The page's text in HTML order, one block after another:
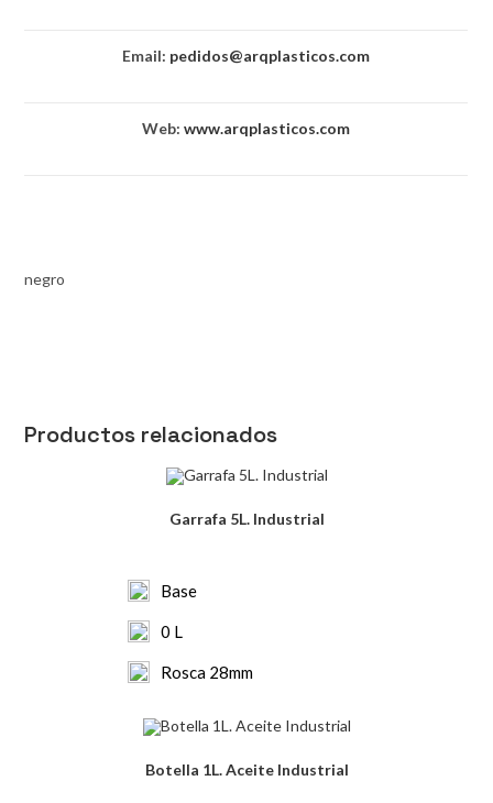
Email: pedidos@arqplasticos.com
Web:www.arqplasticos.com
negro
Productos relacionados
Garrafa 5L. Industrial
Base
0 L
Rosca 28mm
Botella 1L. Aceite Industrial